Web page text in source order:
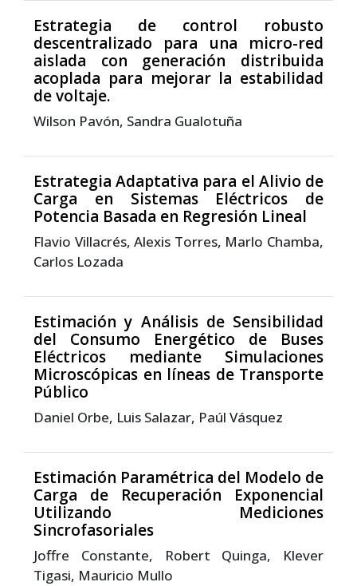
Estrategia de control robusto
descentralizado para una micro-red
aislada con generación distribuida
acoplada para mejorar la estabilidad
de voltaje.
Wilson Pavón, Sandra Gualotuña
Estrategia Adaptativa para el Alivio de
Carga en Sistemas Eléctricos de
Potencia Basada en Regresión Lineal
Flavio Villacrés, Alexis Torres, Marlo Chamba,
Carlos Lozada
Estimación y Análisis de Sensibilidad
del Consumo Energético de Buses
Eléctricos mediante Simulaciones
Microscópicas en líneas de Transporte
Público
Daniel Orbe, Luis Salazar, Paúl Vásquez
Estimación Paramétrica del Modelo de
Carga de Recuperación Exponencial
Utilizando Mediciones
Sincrofasoriales
Joffre Constante, Robert Quinga, Klever
Tigasi, Mauricio Mullo